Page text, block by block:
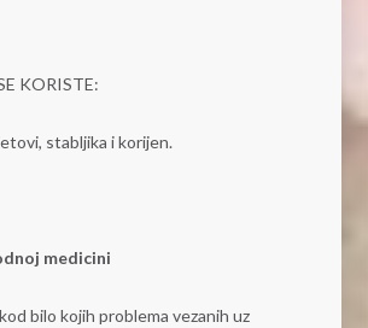
KORISTE:
stabljika i korijen.
medicini
bilo kojih problema vezanih uz